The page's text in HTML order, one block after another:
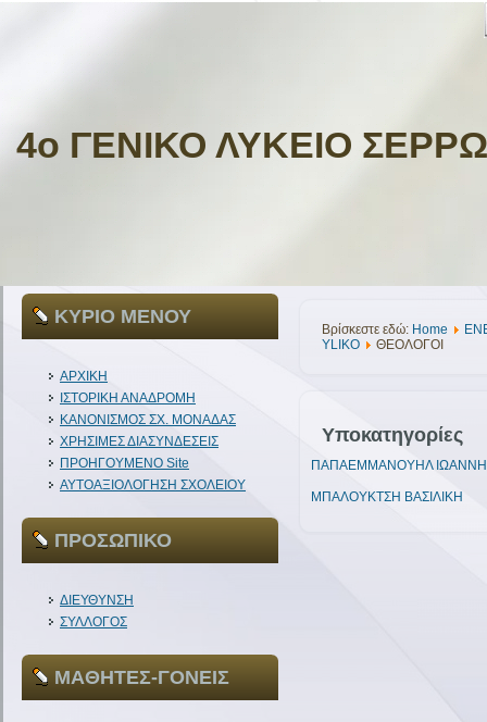
4ο ΓΕΝΙΚΟ ΛΥΚΕΙΟ
ΚΥΡΙΟ ΜΕΝΟΥ
ΑΡΧΙΚΗ
ΙΣΤΟΡΙΚΗ ΑΝΑΔΡΟΜΗ
ΚΑΝΟΝΙΣΜΟΣ ΣΧ. ΜΟΝΑΔΑΣ
ΧΡΗΣΙΜΕΣ ΔΙΑΣΥΝΔΕΣΕΙΣ
ΠΡΟΗΓΟΥΜΕΝΟ Site
ΑΥΤΟΑΞΙΟΛΟΓΗΣΗ ΣΧΟΛΕΙΟΥ
ΠΡΟΣΩΠΙΚΟ
ΔΙΕΥΘΥΝΣΗ
ΣΥΛΛΟΓΟΣ
ΜΑΘΗΤΕΣ-ΓΟΝΕΙΣ
Βρίσκεστε εδώ: Home
YLIKO
ΘΕΟΛΟΓΟΙ
Υποκατηγορίες
ΠΑΠΑΕΜΜΑΝΟΥΗΛ
ΜΠΑΛΟΥΚΤΣΗ ΒΑΣΙΛΙΚΗ